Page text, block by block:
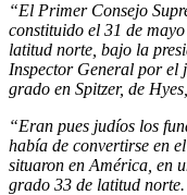
“El Primer Consejo
constituido el 31 de
latitud norte, bajo la
Inspector General por el
grado en Spitzer, de
“Eran pues judíos los
había de convertirse en
situaron en América, en
grado 33 de latitud norte.